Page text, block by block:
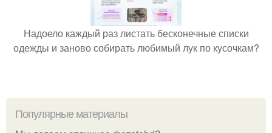
Надоело каждый раз листать бесконечные списки
одежды и заново собирать любимый лук по кусочкам?
Популярные материалы